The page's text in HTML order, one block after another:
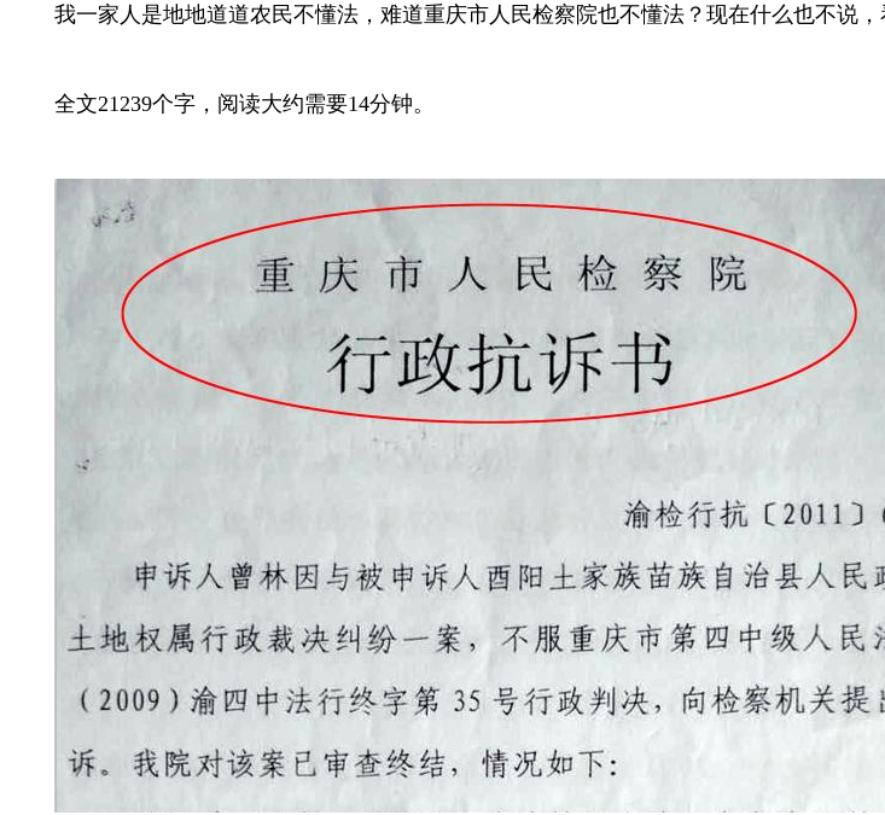
我一家人是地地道道农民不懂法，难道重庆市人民检察院也不懂法？现在什么也不说
全文21239个字，阅读大约需要14分钟。